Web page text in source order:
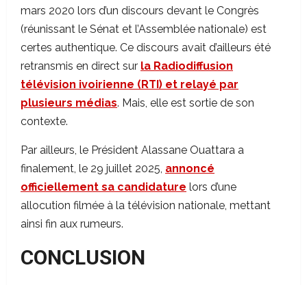
mars 2020 lors d’un discours devant le Congrès
(réunissant le Sénat et l’Assemblée nationale) est
certes authentique. Ce discours avait d’ailleurs été
retransmis en direct sur la Radiodiffusion
télévision ivoirienne (RTI) et relayé par
plusieurs médias. Mais, elle est sortie de son
contexte.
Par ailleurs, le Président Alassane Ouattara a
finalement, le 29 juillet 2025, annoncé
officiellement sa candidature lors d’une
allocution filmée à la télévision nationale, mettant
ainsi fin aux rumeurs.
CONCLUSION